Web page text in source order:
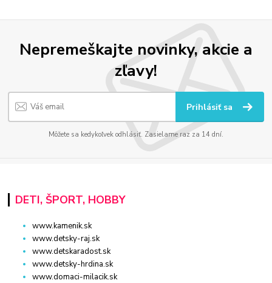
Nepremeškajte novinky, akcie a
zľavy!
Prihlásiť sa
Môžete sa kedykoľvek odhlásiť. Zasielame raz za 14 dní.
DETI, ŠPORT, HOBBY
www.kamenik.sk
www.detsky-raj.sk
www.detskaradost.sk
www.detsky-hrdina.sk
www.domaci-milacik.sk